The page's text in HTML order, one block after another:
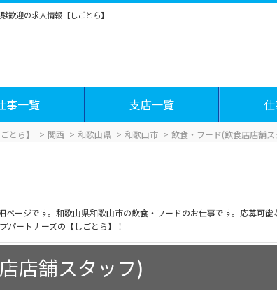
歓迎の求人情報【しごとら】
事一覧 支店一覧
とら】 関西 和歌山県 和歌山市 飲食・フード(飲食店店舗ス
ージです。和歌山県和歌山市の飲食・フードのお仕事です。応募可
パートナーズの【しごとら】！
店舗スタッフ)